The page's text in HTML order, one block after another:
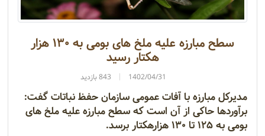
سطح مبارزه علیه ملخ های بومی به ۱۳۰ هزار
هکتار رسید
1402/04/31 843 بازدید
مدیرکل مبارزه با آفات عمومی سازمان حفظ نباتات گفت:
برآوردها حاکی از آن است که سطح مبارزه علیه ملخ های
بومی به ۱۲۵ تا ۱۳۰ هزارهکتار برسد.